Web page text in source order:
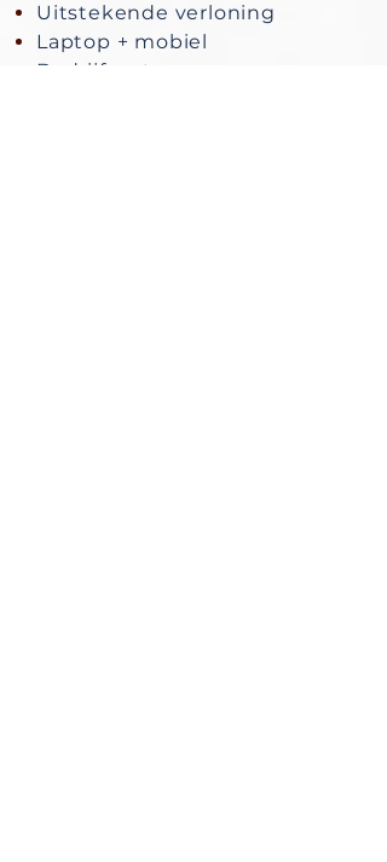
Uitstekende verloning
Laptop + mobiel
Bedrijfsauto